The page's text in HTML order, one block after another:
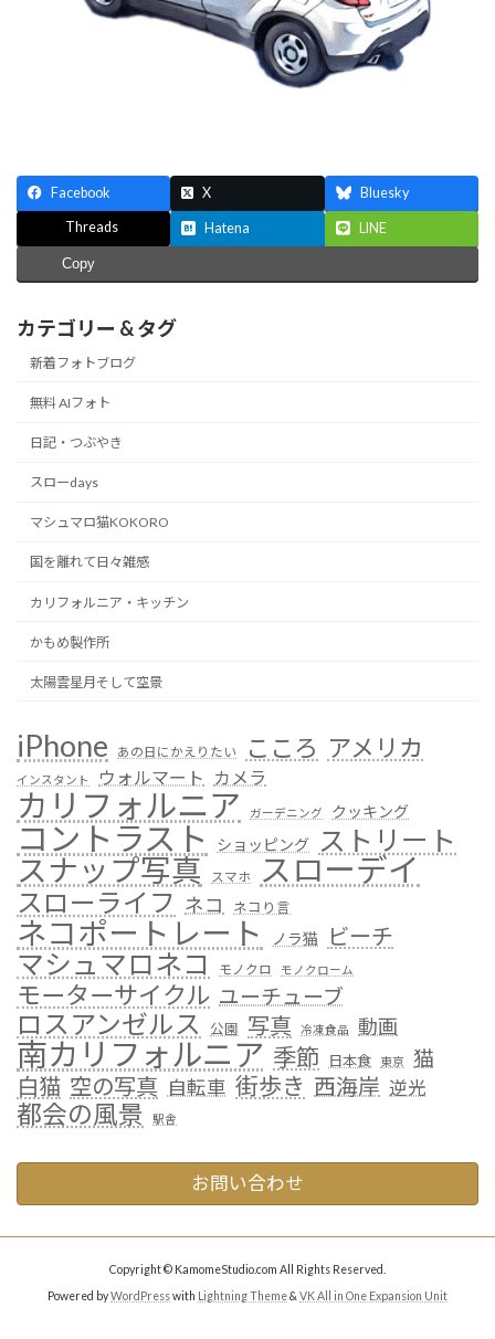
Facebook X Bluesky
Threads Hatena LINE
Copy
カテゴリー & タグ
新着フォトブログ
無料 AIフォト
日記・つぶやき
スローdays
マシュマロ猫KOKORO
国を離れて日々雑感
カリフォルニア・キッチン
かもめ製作所
太陽雲星月そして空景
iPhone あの日にかえりたい こころ アメリカ
インスタント ウォルマート カメラ
カリフォルニア ガーデニング クッキング
コントラスト ショッピング ストリート
スナップ写真 スマホ スローデイ
スローライフ ネコ ネコり言
ネコポートレート ノラ猫 ビーチ
マシュマロネコ モノクロ モノクローム
モーターサイクル ユーチューブ
ロスアンゼルス 公園 写真 冷凍食品 動画
南カリフォルニア 季節 日本食 東京 猫
白猫 空の写真 自転車 街歩き 西海岸 逆光
都会の風景 駅舎
お問い合わせ
Copyright © KamomeStudio.com All Rights Reserved.
Powered byWordPresswith Lightning Theme& VK All in One Expansion Unit